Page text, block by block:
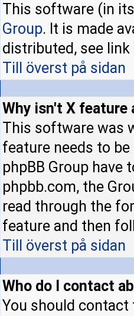
This software (in
Group. It is made
distributed, see
Till överst på sidan
Why isn't X feature
This software was
feature needs to
phpBB Group have
phpbb.com, the
read through the
feature and then
Till överst på sidan
Who do I contact
You should